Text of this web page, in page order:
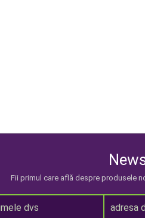
Fii primul care află despre produsele